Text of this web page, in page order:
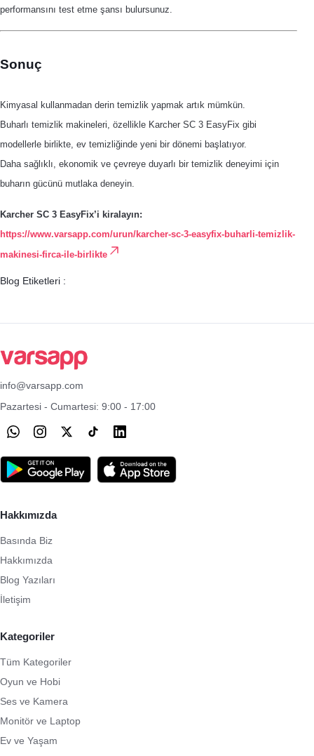
performansını test etme şansı bulursunuz.
Sonuç
Kimyasal kullanmadan derin temizlik yapmak artık mümkün.
Buharlı temizlik makineleri, özellikle Karcher SC 3 EasyFix gibi
modellerle birlikte, ev temizliğinde yeni bir dönemi başlatıyor.
Daha sağlıklı, ekonomik ve çevreye duyarlı bir temizlik deneyimi için
buharın gücünü mutlaka deneyin.
Karcher SC 3 EasyFix’i kiralayın:
https://www.varsapp.com/urun/karcher-sc-3-easyfix-buharli-temizlik-
makinesi-firca-ile-birlikte
Blog Etiketleri :
info@varsapp.com
Pazartesi - Cumartesi: 9:00 - 17:00
Hakkımızda
Basında Biz
Hakkımızda
Blog Yazıları
İletişim
Kategoriler
Tüm Kategoriler
Oyun ve Hobi
Ses ve Kamera
Monitör ve Laptop
Ev ve Yaşam